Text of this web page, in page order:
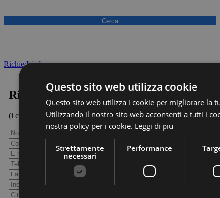
Richiedi info
Richiedi Informazioni
(i campi contrassegnati con * sono obbligatori)
Questo sito web utilizza cookie
Questo sito web utilizza i cookie per migliorare la
Utilizzando il nostro sito web acconsenti a tutti i
nostra policy per i cookie. Leggi di più
Strettamente
necessari
Performance